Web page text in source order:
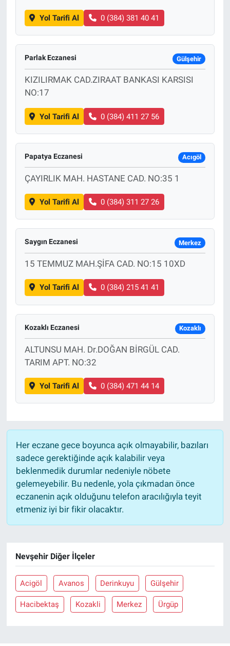
Yol Tarifi Al 0 (384) 381 40 41
Parlak Eczanesi Gülşehir
KIZILIRMAK CAD.ZIRAAT BANKASI KARSISI
NO:17
Yol Tarifi Al 0 (384) 411 27 56
Papatya Eczanesi Acıgöl
ÇAYIRLIK MAH. HASTANE CAD. NO:35 1
Yol Tarifi Al 0 (384) 311 27 26
Saygın Eczanesi Merkez
15 TEMMUZ MAH.ŞİFA CAD. NO:15 10XD
Yol Tarifi Al 0 (384) 215 41 41
Kozaklı Eczanesi Kozaklı
ALTUNSU MAH. Dr.DOĞAN BİRGÜL CAD.
TARIM APT. NO:32
Yol Tarifi Al 0 (384) 471 44 14
Her eczane gece boyunca açık olmayabilir, bazıları
sadece gerektiğinde açık kalabilir veya
beklenmedik durumlar nedeniyle nöbete
gelemeyebilir. Bu nedenle, yola çıkmadan önce
eczanenin açık olduğunu telefon aracılığıyla teyit
etmeniz iyi bir fikir olacaktır.
Nevşehir Diğer İlçeler
Acigöl Avanos Derinkuyu Gülşehir
Hacibektaş Kozakli Merkez Ürgüp